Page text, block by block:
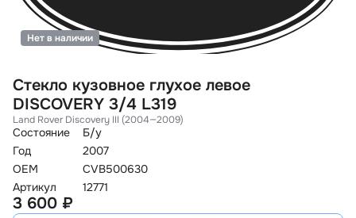
Стекло кузовное глухое левое
DISCOVERY 3/4 L319
Land Rover Discovery III (2004—2009)
Состояние
Б/у
Год
2007
OEM
CVB500630
Артикул
12771
Нет в наличии
3 600 ₽